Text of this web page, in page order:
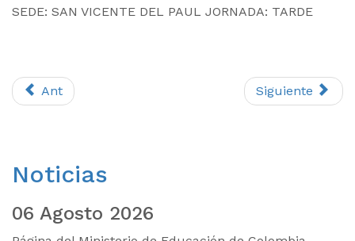
SEDE: SAN VICENTE DEL PAUL JORNADA: TARDE
Ant Siguiente
Noticias
06 Agosto 2026